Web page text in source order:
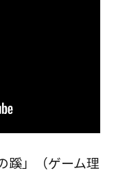
蹊」（ゲーム理